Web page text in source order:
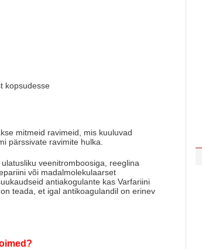
kopsudesse
mitmeid ravimeid, mis kuuluvad
pärssivate ravimite hulka.
veenitromboosiga, reeglina
või madalmolekulaarset
antiakogulante kas Varfariini
teada, et igal antikoagulandil on erinev